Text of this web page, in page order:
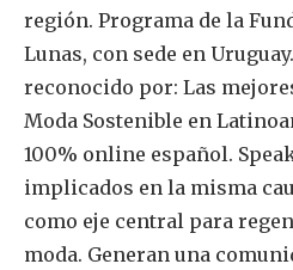
región. Programa de la
Lunas, con sede en
reconocido por: Las
Moda Sostenible en
100% online español.
implicados en la misma
como eje central para
moda. Generan una